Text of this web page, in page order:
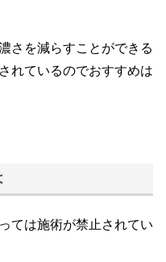
さを減らすことができる
れているのでおすすめは
ては施術が禁止されてい